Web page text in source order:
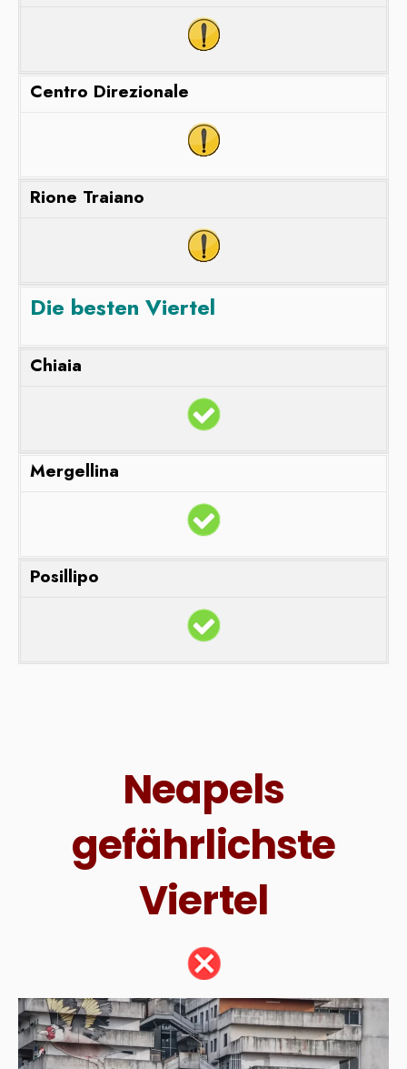
Centro Direzionale
Rione Traiano
Die besten Viertel
Chiaia
Mergellina
Posillipo
Neapels
gefährlichste
Viertel